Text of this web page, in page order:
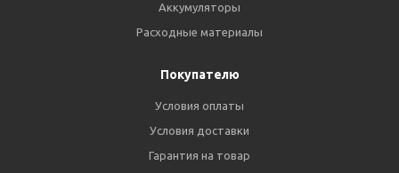
Аккумуляторы
Расходные материалы
Покупателю
Условия оплаты
Условия доставки
Гарантия на товар